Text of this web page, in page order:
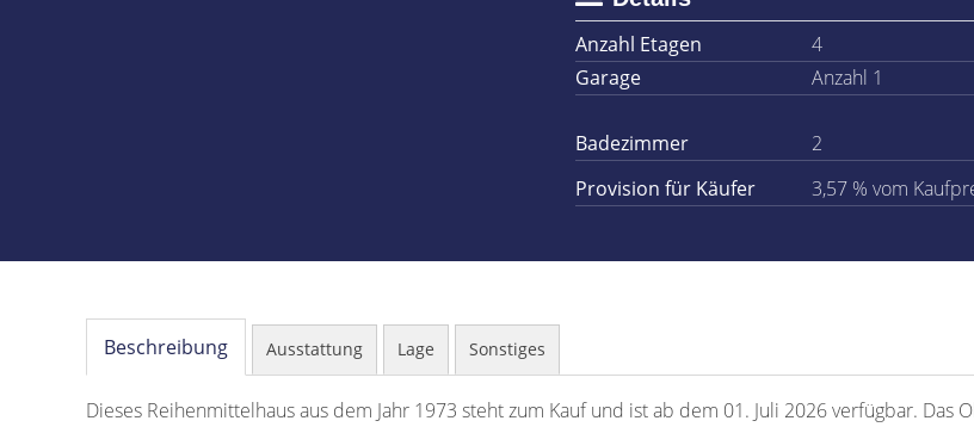
Anzahl Etagen
4
Garage
Anzahl 1
Badezimmer 2
Provision für Käufer
3,57 % vom
Beschreibung Ausstattung Lage Sonstiges
Dieses Reihenmittelhaus aus dem Jahr 1973 steht zum Kauf und ist ab dem 01. Juli 2026 verfügbar. Das